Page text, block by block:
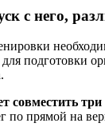
с него,
подготовки
совместить
по прямой на